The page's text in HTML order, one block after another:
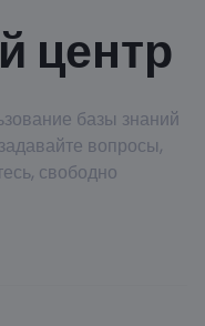
центр
базы знаний
вопросы,
свободно